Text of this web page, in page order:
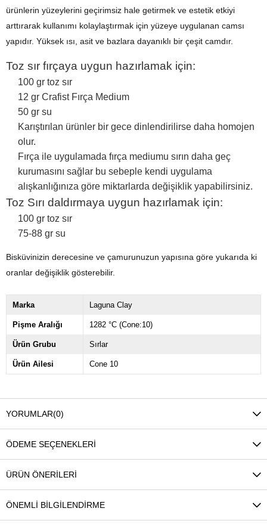
ürünlerin yüzeylerini geçirimsiz hale getirmek ve estetik etkiyi
arttırarak kullanımı kolaylaştırmak için yüzeye uygulanan camsı
yapıdır. Yüksek ısı, asit ve bazlara dayanıklı bir çeşit camdır.
Toz sır fırçaya uygun hazırlamak için:
100 gr toz sır
12 gr Crafist Fırça Medium
50 gr su
Karıştırılan ürünler bir gece dinlendirilirse daha homojen
olur.
Fırça ile uygulamada fırça mediumu sırın daha geç
kurumasını sağlar bu sebeple kendi uygulama
alışkanlığınıza göre miktarlarda değişiklik yapabilirsiniz.
Toz Sırı daldırmaya uygun hazırlamak için:
100 gr toz sır
75-88 gr su
Bisküvinizin derecesine ve çamurunuzun yapısına göre yukarıda ki
oranlar değişiklik gösterebilir.
Marka Laguna Clay
Pişme Aralığı 1282 °C (Cone:10)
Ürün Grubu Sırlar
Ürün Ailesi Cone 10
YORUMLAR(0)
ÖDEME SEÇENEKLERI
ÜRÜN ÖNERILERI
ÖNEMLI BILGILENDIRME